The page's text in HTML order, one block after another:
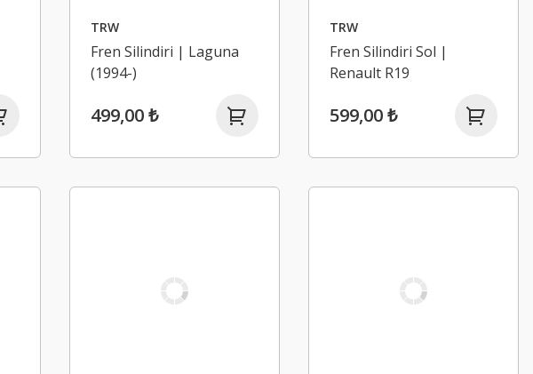
TRW
Fren Silindiri | Laguna
(1994-)
499,00 ₺
TRW
Fren Silindiri Sol |
Renault R19
599,00 ₺